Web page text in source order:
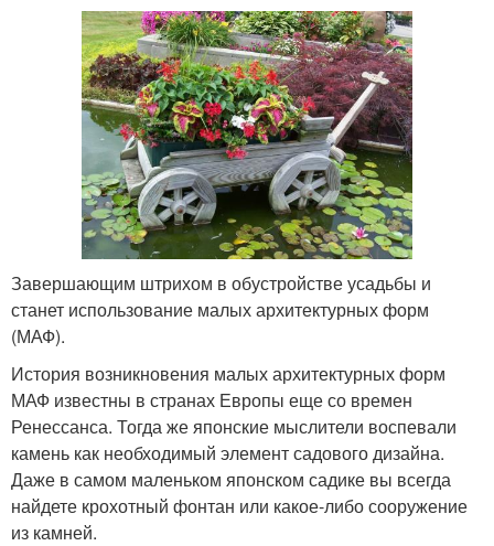
Завершающим штрихом в обустройстве усадьбы и
станет использование малых архитектурных форм
(МАФ).
История возникновения малых архитектурных форм
МАФ известны в странах Европы еще со времен
Ренессанса. Тогда же японские мыслители воспевали
камень как необходимый элемент садового дизайна.
Даже в самом маленьком японском садике вы всегда
найдете крохотный фонтан или какое-либо сооружение
из камней.